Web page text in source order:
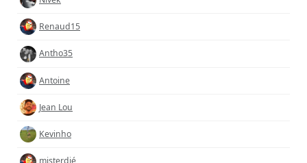
Renaud15
Antho35
Antoine
Jean Lou
Kevinho